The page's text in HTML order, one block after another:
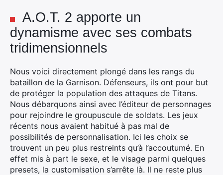
A.O.T. 2 apporte un
dynamisme avec ses combats
tridimensionnels
Nous voici directement plongé dans les rangs du
bataillon de la Garnison. Défenseurs, ils ont pour but
de protéger la population des attaques de Titans.
Nous débarquons ainsi avec l’éditeur de personnages
pour rejoindre le groupuscule de soldats. Les jeux
récents nous avaient habitué à pas mal de
possibilités de personnalisation. Ici les choix se
trouvent un peu plus restreints qu’à l’accoutumé. En
effet mis à part le sexe, et le visage parmi quelques
presets, la customisation s’arrête là. Il ne reste plus